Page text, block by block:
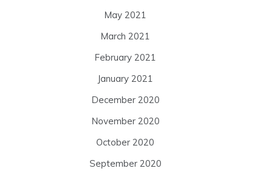
May 2021
March 2021
February 2021
January 2021
December 2020
November 2020
October 2020
September 2020